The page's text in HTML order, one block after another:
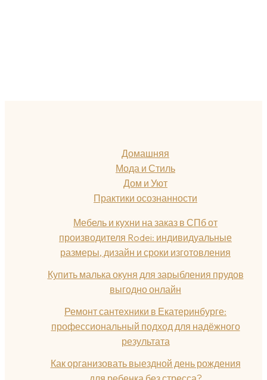
Домашняя
Мода и Стиль
Дом и Уют
Практики осознанности
Мебель и кухни на заказ в СПб от
производителя Rodei: индивидуальные
размеры, дизайн и сроки изготовления
Купить малька окуня для зарыбления прудов
выгодно онлайн
Ремонт сантехники в Екатеринбурге:
профессиональный подход для надёжного
результата
Как организовать выездной день рождения